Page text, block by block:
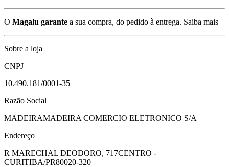
O Magalu garante a sua compra, do pedido à entrega. Saiba mais
Sobre a loja
CNPJ
10.490.181/0001-35
Razão Social
MADEIRAMADEIRA COMERCIO ELETRONICO S/A
Endereço
R MARECHAL DEODORO, 717CENTRO -
CURITIBA/PR80020-320